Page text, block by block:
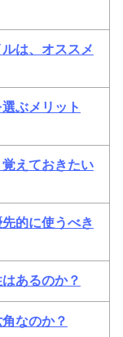
は、オススメ
ぶメリット
えておきたい
的に使うべき
あるのか？
なのか？